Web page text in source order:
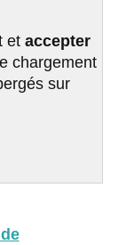
et accepter
chargement
sur